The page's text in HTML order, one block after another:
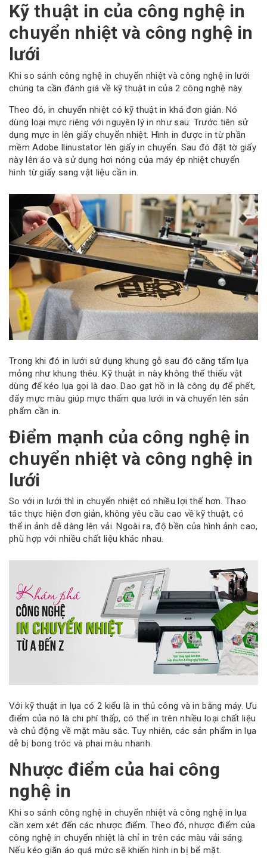
Kỹ thuật in của công nghệ in
chuyển nhiệt và công nghệ in
lưới
Khi so sánh công nghệ in chuyển nhiệt và công nghệ in lưới
chúng ta cần đánh giá về kỹ thuật in của 2 công nghệ này.
Theo đó, in chuyển nhiệt có kỹ thuật in khá đơn giản. Nó
dùng loại mực riêng với nguyên lý in như sau: Trước tiên sử
dụng mực in lên giấy chuyển nhiệt. Hình in được in từ phần
mềm Adobe llinustator lên giấy in chuyển. Sau đó đặt tờ giấy
này lên áo và sử dụng hơi nóng của máy ép nhiệt chuyển
hình từ giấy sang vật liệu cần in.
Trong khi đó in lưới sử dụng khung gỗ sau đó căng tấm lụa
mỏng như khung thêu. Kỹ thuật in này không thể thiếu vật
dùng để kéo lụa gọi là dao. Dao gạt hồ in là công dụ để phết,
đẩy mực màu giúp mực thấm qua lưới in và chuyển lên sản
phẩm cần in.
Điểm mạnh của công nghệ in
chuyển nhiệt và công nghệ in
lưới
So với in lưới thì in chuyển nhiệt có nhiều lợi thế hơn. Thao
tác thực hiện đơn giản, không yêu cầu cao về kỹ thuật, có
thể in ảnh dễ dàng lên vải. Ngoài ra, độ bền của hình ảnh cao,
phù hợp với nhiều chất liệu khác nhau.
Với kỹ thuật in lụa có 2 kiểu là in thủ công và in bằng máy. Ưu
điểm của nó là chi phí thấp, có thể in trên nhiều loại chất liệu
và chủ động về mặt màu sắc. Tuy nhiên, các sản phẩm in lụa
dễ bị bong tróc và phai màu nhanh.
Nhược điểm của hai công
nghệ in
Khi so sánh công nghệ in chuyển nhiệt và công nghệ in lụa
cần xem xét đến các nhược điểm. Theo đó, nhược điểm của
công nghệ in chuyển nhiệt là chỉ in trên các màu vải sáng.
Nếu kéo giãn áo quá mức sẽ khiến hình in bị bể mặt.